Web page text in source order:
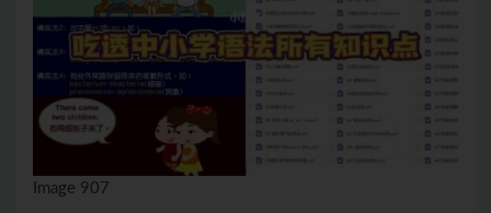
Image 907